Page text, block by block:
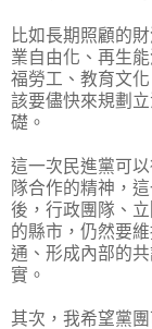
比如長期照顧的
業自由化、再生
福勞工、教育文
該要儘快來規劃
礎。
這一次民進黨可
隊合作的精神，
後，行政團隊、
的縣市，仍然要
通、形成內部的
實。
其次，我希望黨